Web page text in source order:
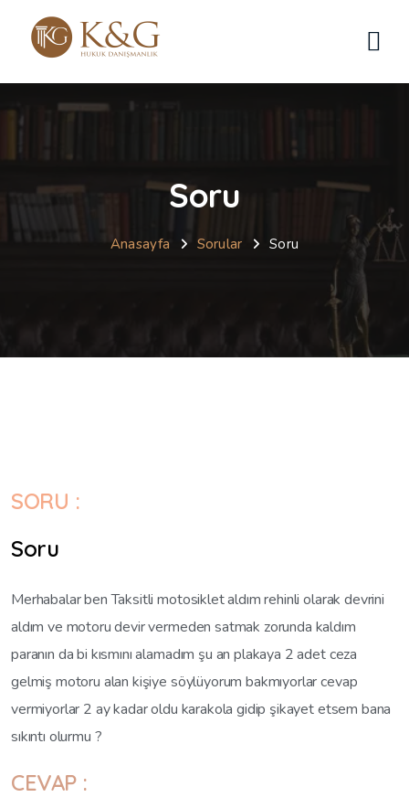
Soru
Anasayfa Sorular Soru
SORU :
Soru
Merhabalar ben Taksitli motosiklet aldım rehinli olarak devrini
aldım ve motoru devir vermeden satmak zorunda kaldım
paranın da bi kısmını alamadım şu an plakaya 2 adet ceza
gelmiş motoru alan kişiye söylüyorum bakmıyorlar cevap
vermiyorlar 2 ay kadar oldu karakola gidip şikayet etsem bana
sıkıntı olurmu ?
CEVAP :